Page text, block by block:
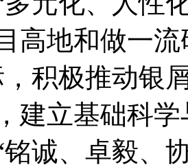
高地和做一
积极推动银
建立基础科
诚、卓毅、